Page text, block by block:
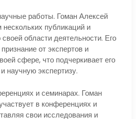
работы. Гоман Алексей
нескольких публикаций и
области деятельности. Его
от экспертов и
сфере, что подчеркивает его
научную экспертизу.
и семинарах. Гоман
в конференциях и
свои исследования и